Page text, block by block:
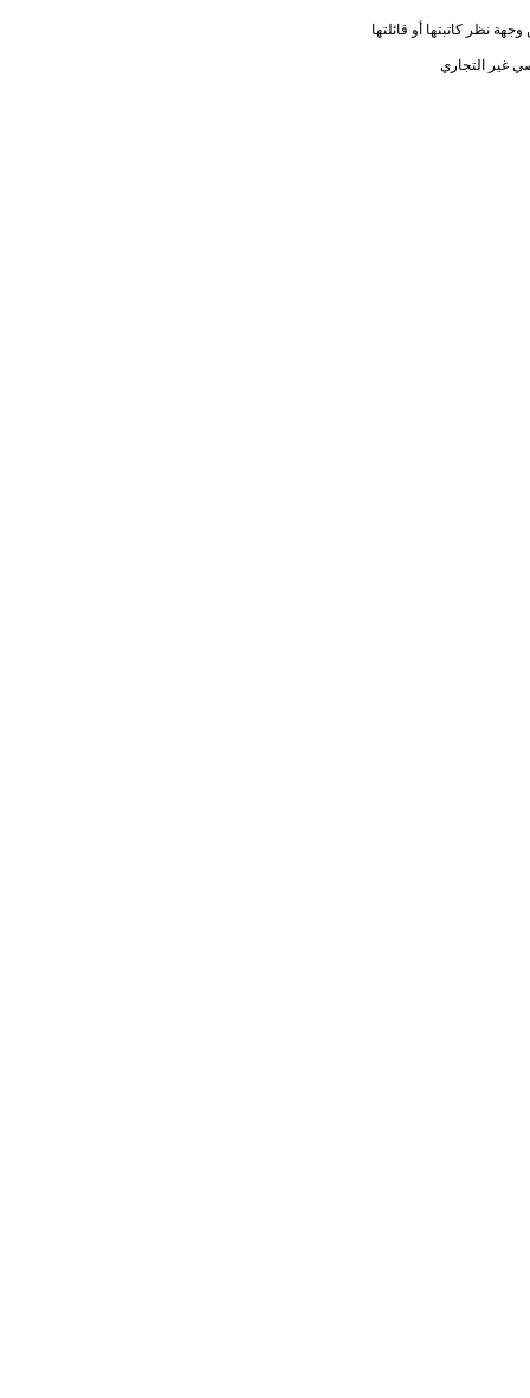
نظر كاتبتها أو قائلتها
غير التجاري